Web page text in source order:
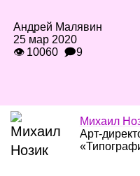
Андрей Малявин
25 мар 2020
👁 10060 🗩9
Михаил